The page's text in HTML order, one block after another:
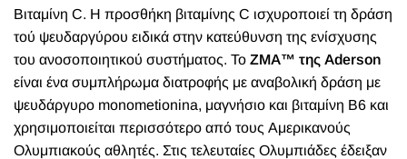
Βιταμίνη C. Η προσθήκη βιταμίνης C ισχυροποιεί τη δράση
τού ψευδαργύρου ειδικά στην κατεύθυνση της ενίσχυσης
του ανοσοποιητικού συστήματος. Το ZMA™ της Aderson
είναι ένα συμπλήρωμα διατροφής με αναβολική δράση με
ψευδάργυρο mοnometionina, μαγνήσιο και βιταμίνη Β6 και
χρησιμοποιείται περισσότερο από τους Αμερικανούς
Ολυμπιακούς αθλητές. Στις τελευταίες Ολυμπιάδες έδειξαν